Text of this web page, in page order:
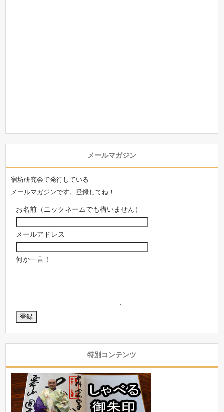
メールマガジン
宿坊研究会で発行している
メールマガジンです。登録してね！
お名前（ニックネームでも構いません）
メールアドレス
何か一言！
特別コンテンツ